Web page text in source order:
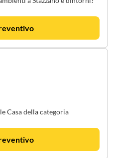
Casa della categoria